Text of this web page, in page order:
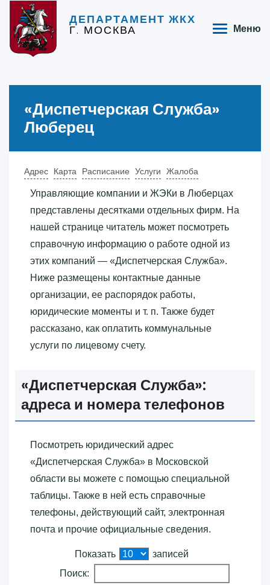
ДЕПАРТАМЕНТ ЖКХ
Г. МОСКВА Меню
«‎Диспетчерская Служба»‎
Люберец
Адрес Карта Расписание Услуги Жалоба
Управляющие компании и ЖЭКи в Люберцах
представлены десятками отдельных фирм. На
нашей странице читатель может посмотреть
справочную информацию о работе одной из
этих компаний — «‎Диспетчерская Служба»‎.
Ниже размещены контактные данные
организации, ее распорядок работы,
юридические моменты и т. п. Также будет
рассказано, как оплатить коммунальные
услуги по лицевому счету.
«‎Диспетчерская Служба»‎:
адреса и номера телефонов
Посмотреть юридический адрес
«‎Диспетчерская Служба»‎ в Московской
области вы можете с помощью специальной
таблицы. Также в ней есть справочные
телефоны, действующий сайт, электронная
почта и прочие официальные сведения.
Показать
записей
Поиск: